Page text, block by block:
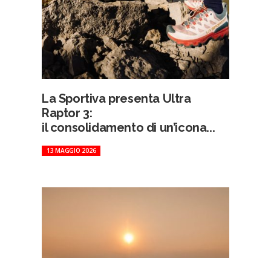
La Sportiva presenta Ultra
Raptor 3:
il consolidamento di un’icona...
13 MAGGIO 2026